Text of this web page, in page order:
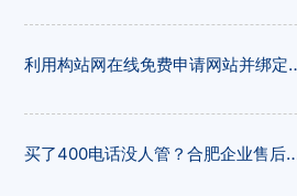
利用构站网在
买了400电话没人管？合肥企业售后